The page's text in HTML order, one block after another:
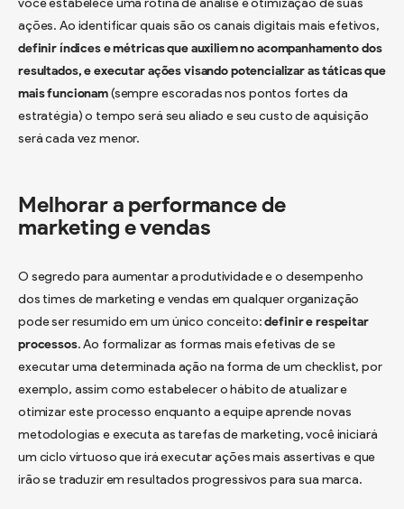
você estabelece uma rotina de análise e otimização de suas
ações. Ao identificar quais são os canais digitais mais efetivos,
definir índices e métricas que auxiliem no acompanhamento dos
resultados, e executar ações visando potencializar as táticas que
mais funcionam(sempre escoradas nos pontos fortes da
estratégia) o tempo será seu aliado e seu custo de aquisição
será cada vez menor.
Melhorar a performance de
marketing e vendas
O segredo para aumentar a produtividade e o desempenho
dos times de marketing e vendas em qualquer organização
pode ser resumido em um único conceito:definir e respeitar
processos. Ao formalizar as formas mais efetivas de se
executar uma determinada ação na forma de um checklist, por
exemplo, assim como estabelecer o hábito de atualizar e
otimizar este processo enquanto a equipe aprende novas
metodologias e executa as tarefas de marketing, você iniciará
um ciclo virtuoso que irá executar ações mais assertivas e que
irão se traduzir em resultados progressivos para sua marca.